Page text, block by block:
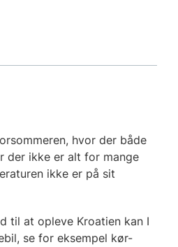
hvor der både
der ikke er alt for mange
ikke er på sit
til at opleve Kroatien kan I
se for eksempel kør-